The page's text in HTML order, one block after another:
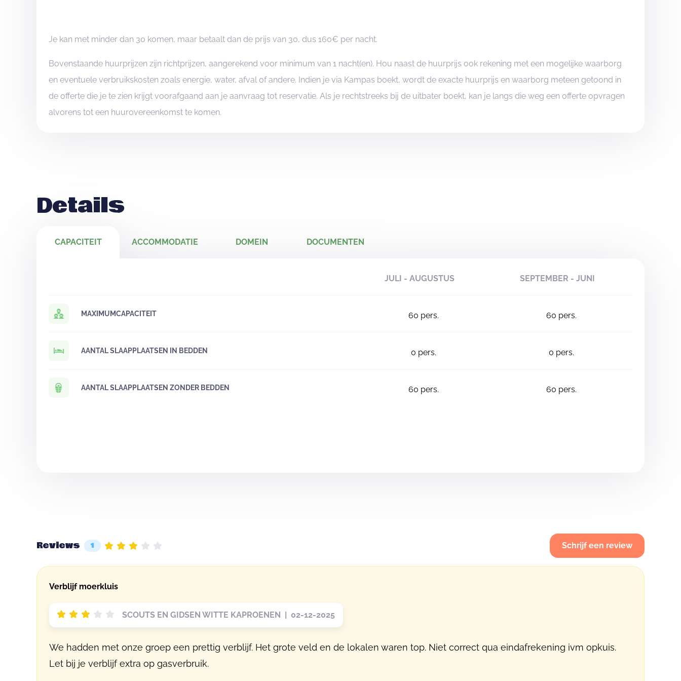
Je kan met minder dan 30 komen, maar betaalt dan de prijs van 30, dus 160€ per nacht.
Bovenstaande huurprijzen zijn richtprijzen, aangerekend voor minimum van 1 nacht(en). Hou naast de huurprijs ook rekening met een mogelijke waarborg
en eventuele verbruikskosten zoals energie, water, afval of andere. Indien je via Kampas boekt, wordt de exacte huurprijs en waarborg meteen getoond in
de offerte die je te zien krijgt voorafgaand aan je aanvraag tot reservatie. Als je rechtstreeks bij de uitbater boekt, kan je langs die weg een offerte opvragen
alvorens tot een huurovereenkomst te komen.
Details
CAPACITEIT ACCOMMODATIE DOMEIN DOCUMENTEN
JULI - AUGUSTUS SEPTEMBER - JUNI
MAXIMUMCAPACITEIT 60 pers. 60 pers.
AANTAL SLAAPPLAATSEN IN BEDDEN 0 pers. 0 pers.
AANTAL SLAAPPLAATSEN ZONDER BEDDEN 60 pers. 60 pers.
Reviews 1 Schrijf een review
Verblijf moerkluis
SCOUTS EN GIDSEN WITTE KAPROENEN | 02-12-2025
We hadden met onze groep een prettig verblijf. Het grote veld en de lokalen waren top. Niet correct qua eindafrekening ivm opkuis.
Let bij je verblijf extra op gasverbruik.